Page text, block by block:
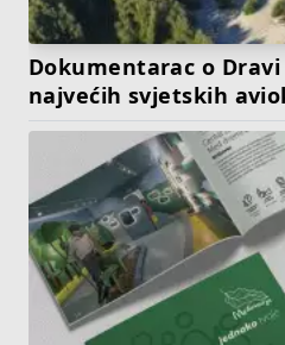
Dokumentarac o
najvećih svjetskih